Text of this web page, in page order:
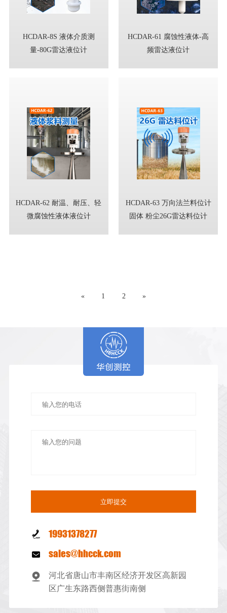
HCDAR-8S 液体介质测
量-80G雷达液位计
HCDAR-61 腐蚀性液体-高
频雷达液位计
HCDAR-62 耐温、耐压、轻
微腐蚀性液体液位计
HCDAR-63 万向法兰料位计
固体 粉尘26G雷达料位计
« 1 2 »
19931378277
sales@hhcck.com
河北省唐山市丰南区经济开发区高新园
区广生东路西侧普惠街南侧